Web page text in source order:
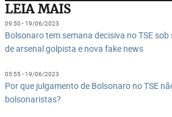
LEIA MAIS
09:50 - 19/06/2023
Bolsonaro tem semana decisiva no TSE sob
de arsenal golpista e nova fake news
05:55 - 19/06/2023
Por que julgamento de Bolsonaro no TSE
bolsonaristas?